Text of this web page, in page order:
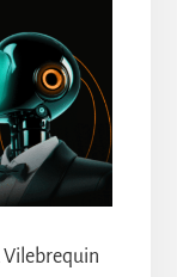
Vilebrequin